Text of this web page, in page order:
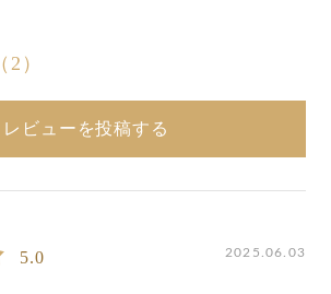
（2）
レビューを投稿する
5.0 2025.06.03